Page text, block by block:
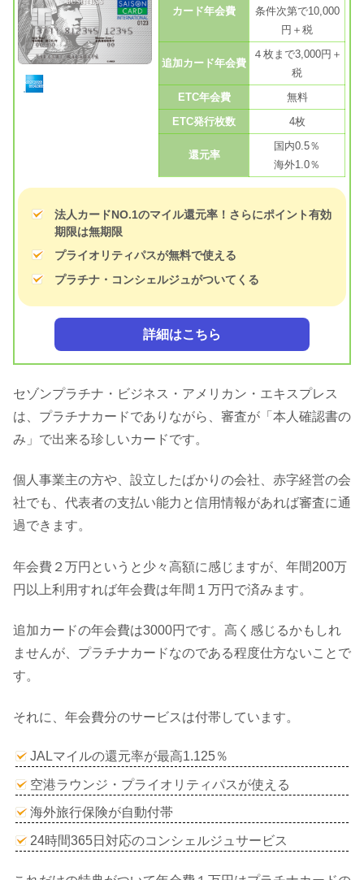
カード年会費
条件次第で10,000
円＋税
追加カード年会費
４枚まで3,000円＋
税
ETC年会費
無料
ETC発行枚数
4枚
還元率
国内0.5％
海外1.0％
法人カードNO.1のマイル還元率！さらにポイント有効
期限は無期限
プライオリティパスが無料で使える
プラチナ・コンシェルジュがついてくる
詳細はこちら
セゾンプラチナ・ビジネス・アメリカン・エキスプレス
は、プラチナカードでありながら、審査が「本人確認書の
み」で出来る珍しいカードです。
個人事業主の方や、設立したばかりの会社、赤字経営の会
社でも、代表者の支払い能力と信用情報があれば審査に通
過できます。
年会費２万円というと少々高額に感じますが、年間200万
円以上利用すれば年会費は年間１万円で済みます。
追加カードの年会費は3000円です。高く感じるかもしれ
ませんが、プラチナカードなのである程度仕方ないことで
す。
それに、年会費分のサービスは付帯しています。
JALマイルの還元率が最高1.125％
空港ラウンジ・プライオリティパスが使える
海外旅行保険が自動付帯
24時間365日対応のコンシェルジュサービス